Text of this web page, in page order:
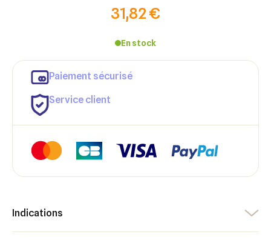
31,82 €
En stock
Paiement sécurisé
Service client
Indications